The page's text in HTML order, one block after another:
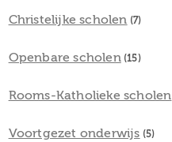
Christelijke scholen (7)
Openbare scholen(15)
Rooms-Katholieke scholen
Voortgezet onderwijs (5)